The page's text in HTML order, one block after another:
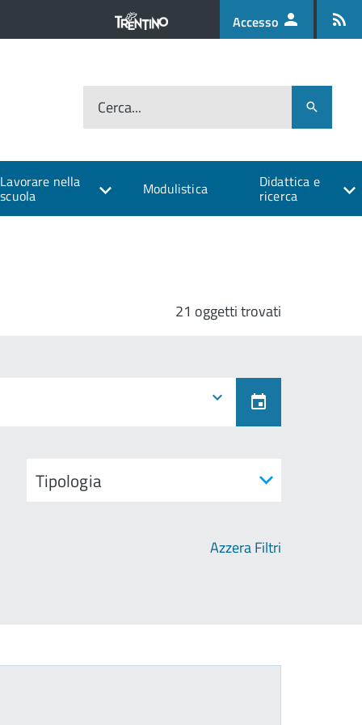
Accesso
Cerca...
Lavorare nella
scuola Modulistica Didattica e
ricerca
21 oggetti trovati
Azzera Filtri